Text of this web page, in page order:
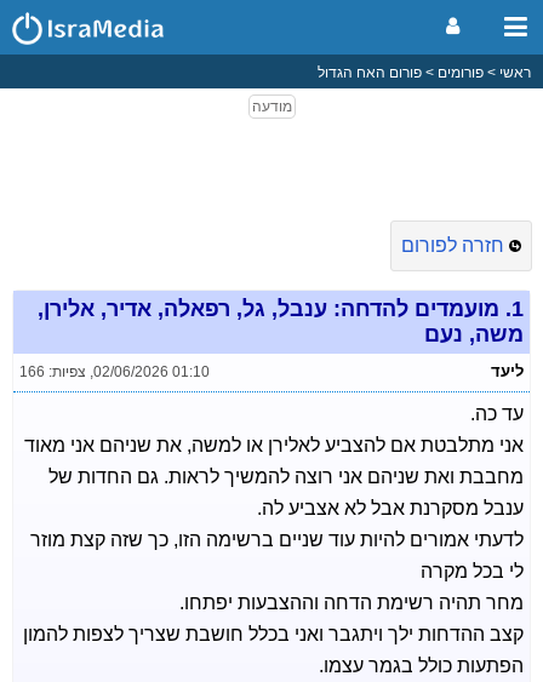
ראשי פורומים פורום האח הגדול
חזרה לפורום
1. מועמדים להדחה: ענבל, גל, רפאלה, אדיר, אלירן,
משה, נעם
ליעד 02/06/2026 01:10
, צפיות: 166
עד כה.
אני מתלבטת אם להצביע לאלירן או למשה, את שניהם אני מאוד
מחבבת ואת שניהם אני רוצה להמשיך לראות. גם החדות של
ענבל מסקרנת אבל לא אצביע לה.
לדעתי אמורים להיות עוד שניים ברשימה הזו, כך שזה קצת מוזר
לי בכל מקרה
מחר תהיה רשימת הדחה וההצבעות יפתחו.
קצב ההדחות ילך ויתגבר ואני בכלל חושבת שצריך לצפות להמון
הפתעות כולל בגמר עצמו.